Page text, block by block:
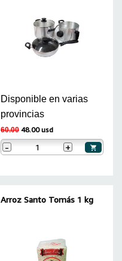
Disponible en varias
provincias
60.00 48.00 usd
- +
Arroz Santo Tomás 1 kg